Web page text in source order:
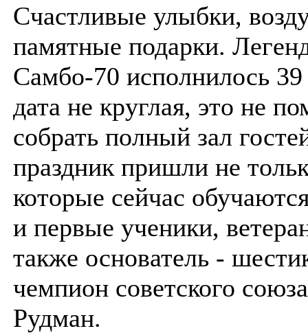
Счастливые улыбки,
памятные подарки.
Самбо-70 исполнилось 39
дата не круглая, это не
собрать полный зал
праздник пришли не
которые сейчас
и первые ученики,
также основатель -
чемпион советского
Рудман.